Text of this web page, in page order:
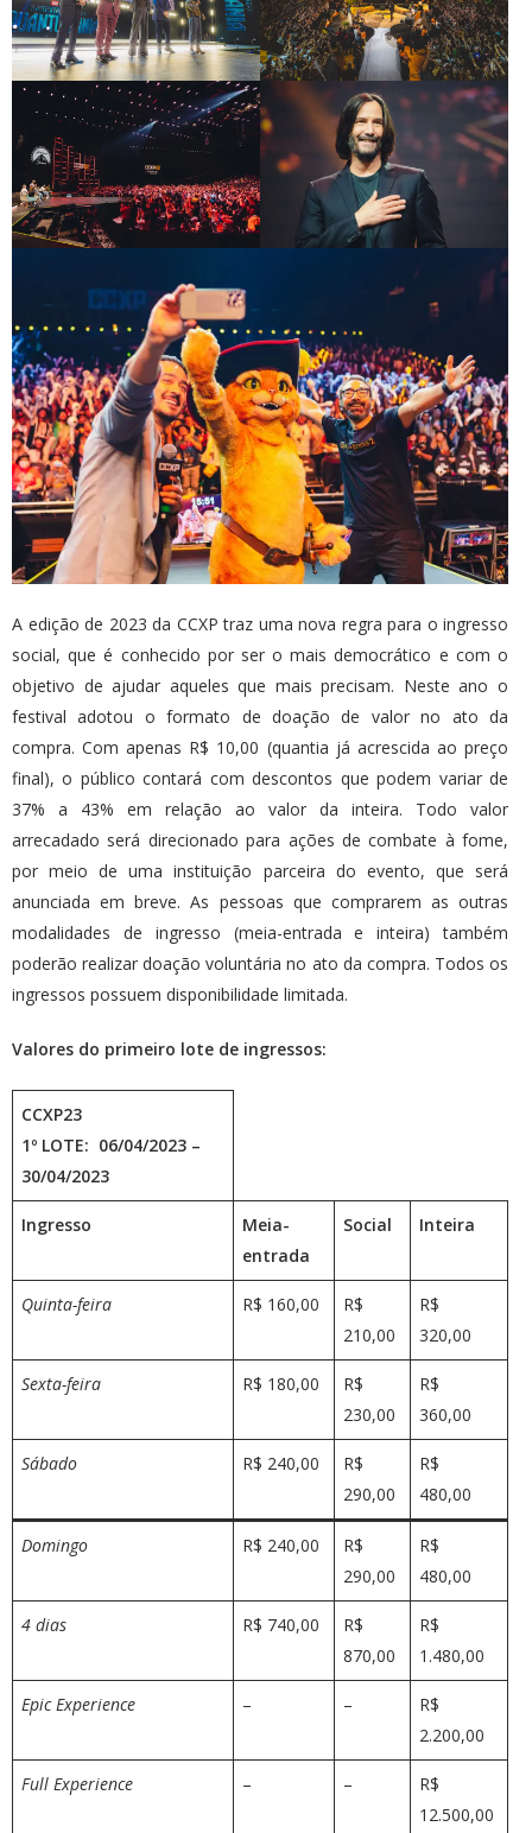
A edição de 2023 da CCXP traz uma nova regra para o ingresso
social, que é conhecido por ser o mais democrático e com o
objetivo de ajudar aqueles que mais precisam. Neste ano o
festival adotou o formato de doação de valor no ato da
compra. Com apenas R$ 10,00 (quantia já acrescida ao preço
final), o público contará com descontos que podem variar de
37% a 43% em relação ao valor da inteira. Todo valor
arrecadado será direcionado para ações de combate à fome,
por meio de uma instituição parceira do evento, que será
anunciada em breve. As pessoas que comprarem as outras
modalidades de ingresso (meia-entrada e inteira) também
poderão realizar doação voluntária no ato da compra. Todos os
ingressos possuem disponibilidade limitada.
Valores do primeiro lote de ingressos:
CCXP23
1º LOTE: 06/04/2023 –
30/04/2023
Ingresso
Meia-
entrada
Social Inteira
Quinta-feira R$ 160,00
R$
210,00
R$
320,00
Sexta-feira R$ 180,00
R$
230,00
R$
360,00
Sábado R$ 240,00
R$
290,00
R$
480,00
Domingo R$ 240,00
R$
290,00
R$
480,00
4 dias R$ 740,00
R$
870,00
R$
1.480,00
Epic Experience – –
R$
2.200,00
Full Experience – –
R$
12.500,00